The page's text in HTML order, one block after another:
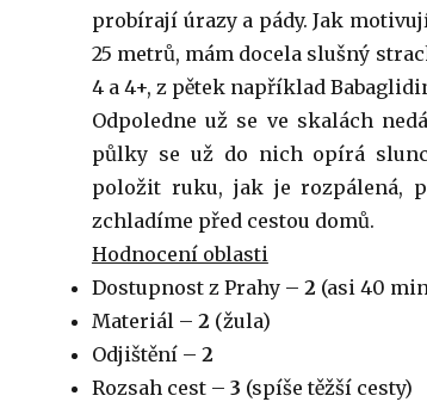
probírají úrazy a pády. Jak
25 metrů, mám docela slušný
4 a 4+, z pětek například
Odpoledne už se ve skalách
půlky se už do nich opírá
položit ruku, jak je rozpálená,
zchladíme před cestou domů.
Hodnocení oblasti
Dostupnost z Prahy – 2 (asi 40
Materiál – 2 (žula)
Odjištění – 2
Rozsah cest – 3 (spíše těžší cesty)